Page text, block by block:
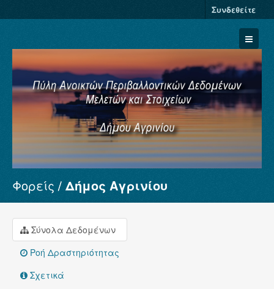
Συνδεθείτε
Σύνολα Δεδομένων
Φορείς
Ομάδες
Σχετικά
Φορείς Δήμος Αγρινίου
Σύνολα Δεδομένων
Ροή Δραστηριότητας
Σχετικά